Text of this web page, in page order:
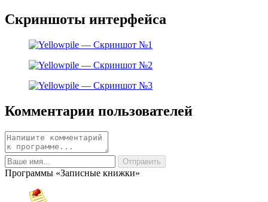
Скриншоты интерфейса
Комментарии пользователей
Программы «Записные книжки»